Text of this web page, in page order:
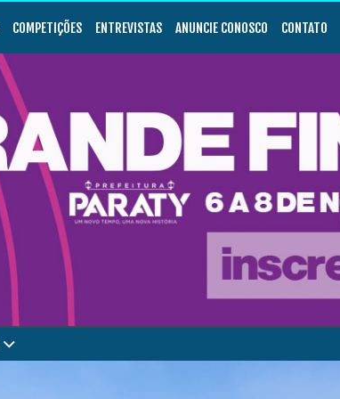
COMPETIÇÕES ENTREVISTAS ANUNCIE CONOSCO CONTATO